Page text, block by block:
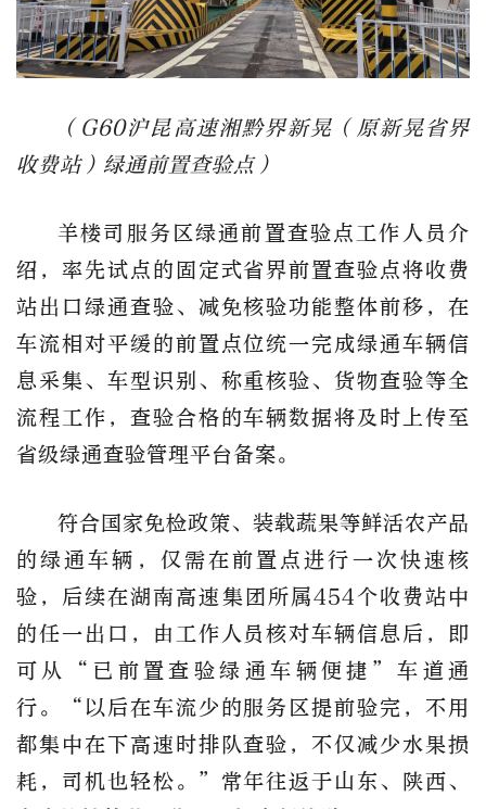
（G60沪昆高速湘黔界新晃（原新晃省界
收费站）绿通前置查验点）
羊楼司服务区绿通前置查验点工作人员介
绍，率先试点的固定式省界前置查验点将收费
站出口绿通查验、减免核验功能整体前移，在
车流相对平缓的前置点位统一完成绿通车辆信
息采集、车型识别、称重核验、货物查验等全
流程工作，查验合格的车辆数据将及时上传至
省级绿通查验管理平台备案。
符合国家免检政策、装载蔬果等鲜活农产品
的绿通车辆，仅需在前置点进行一次快速核
验，后续在湖南高速集团所属454个收费站中
的任一出口，由工作人员核对车辆信息后，即
可从“已前置查验绿通车辆便捷”车道通
行。“以后在车流少的服务区提前验完，不用
都集中在下高速时排队查验，不仅减少水果损
耗，司机也轻松。”常年往返于山东、陕西、